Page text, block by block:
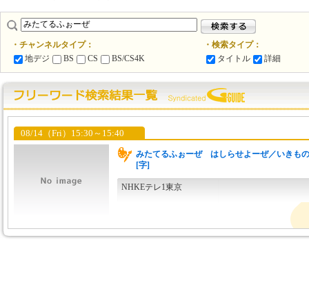
・チャンネルタイプ：
地デジ
BS CS BS/CS4K
・検索タイプ：
タイトル
詳細
08/14（Fri）15:30～15:40
みたてるふぉーぜ はしらせよーぜ／いきも
[字]
NHKEテレ1東京